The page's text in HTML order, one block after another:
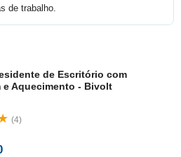
de trabalho.
de Escritório com
e Aquecimento - Bivolt
(4)